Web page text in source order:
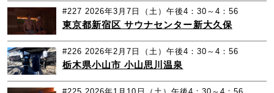
#227 2026年3月7日（土）午後4：30～4：56
東京都新宿区 サウナセンター新大久保
#226 2026年2月7日（土）午後4：30～4：56
栃木県小山市 小山思川温泉